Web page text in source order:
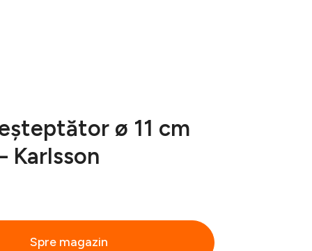
ø 11 cm
Karlsson
Spre magazin